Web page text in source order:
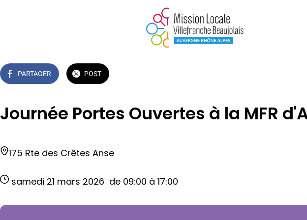
PARTAGER POST
Journée Portes Ouvertes à la MFR
175 Rte des Crêtes Anse
samedi 21 mars 2026  de 09:00 à 17:00